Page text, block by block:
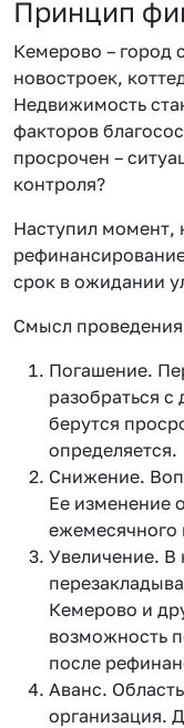
Принцип
Кемерово – город
новостроек,
Недвижимость
факторов
просрочен –
контроля?
Наступил момент,
срок в ожидании
Смысл
Погашение.
разобраться
берутся
определяется.
Снижение.
Ее изменение
ежемесячного
Увеличение. В
Кемерово и
возможность
после
Аванс.
организация.